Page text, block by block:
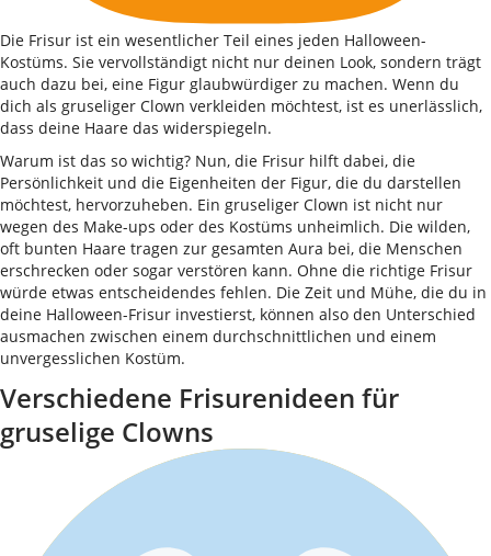
Die Frisur ist ein wesentlicher Teil eines jeden Halloween-
Kostüms. Sie vervollständigt nicht nur deinen Look, sondern trägt
auch dazu bei, eine Figur glaubwürdiger zu machen. Wenn du
dich als gruseliger Clown verkleiden möchtest, ist es unerlässlich,
dass deine Haare das widerspiegeln.
Warum ist das so wichtig? Nun, die Frisur hilft dabei, die
Persönlichkeit und die Eigenheiten der Figur, die du darstellen
möchtest, hervorzuheben. Ein gruseliger Clown ist nicht nur
wegen des Make-ups oder des Kostüms unheimlich. Die wilden,
oft bunten Haare tragen zur gesamten Aura bei, die Menschen
erschrecken oder sogar verstören kann. Ohne die richtige Frisur
würde etwas entscheidendes fehlen. Die Zeit und Mühe, die du in
deine Halloween-Frisur investierst, können also den Unterschied
ausmachen zwischen einem durchschnittlichen und einem
unvergesslichen Kostüm.
Verschiedene Frisurenideen für
gruselige Clowns